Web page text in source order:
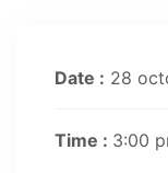
Date : 28
Time : 3:00